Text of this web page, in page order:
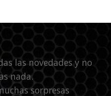
las novedades y no
nada.
sorpresas